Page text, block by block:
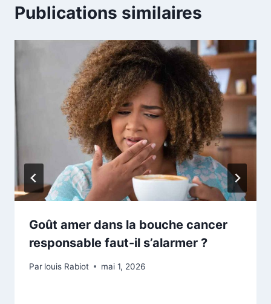
Publications similaires
Goût amer dans la bouche cancer
responsable faut-il s’alarmer ?
Par louis Rabiot mai 1, 2026